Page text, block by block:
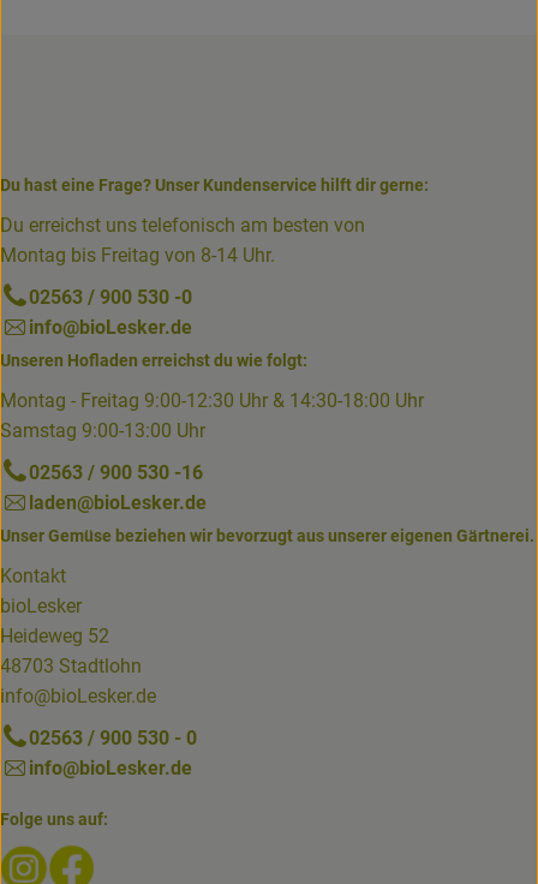
Du hast eine Frage? Unser Kundenservice hilft dir gerne:
Du erreichst uns telefonisch am besten von
Montag bis Freitag von 8-14 Uhr.
02563 / 900 530 -0
info@bioLesker.de
Unseren Hofladen erreichst du wie folgt:
Montag - Freitag 9:00-12:30 Uhr & 14:30-18:00 Uhr
Samstag 9:00-13:00 Uhr
02563 / 900 530 -16
laden@bioLesker.de
Unser Gemüse beziehen wir bevorzugt aus unserer eigenen Gärtnerei.
Kontakt
bioLesker
Heideweg 52
48703 Stadtlohn
info@bioLesker.de
02563 / 900 530 - 0
info@bioLesker.de
Folge uns auf:
Externer Link zu https://www.instagram.com/biolesker/